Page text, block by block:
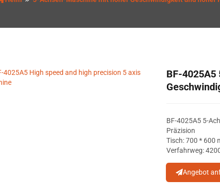
BF-
BF-4025A5 5-
Präzision
Tisch: 700 * 600
Verfahrweg:
Angebot